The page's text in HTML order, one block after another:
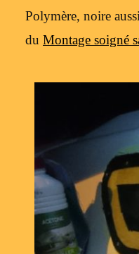
Polymère, noire
du Montage soigné